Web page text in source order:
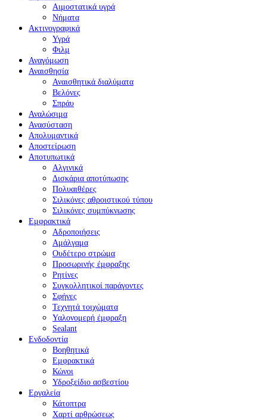
Αιμοστατικά υγρά
Νήματα
Ακτινογραφικά
Υγρά
Φιλμ
Αναγόμωση
Αναισθησία
Αναισθητικά διαλύματα
Βελόνες
Σπράυ
Αναλώσιμα
Ανασύσταση
Απολυμαντικά
Αποστείρωση
Αποτυπωτικά
Αλγινικά
Δισκάρια αποτύπωσης
Πολυαιθέρες
Σιλικόνες αθροιστικού τύπου
Σιλικόνες συμπύκνωσης
Εμφρακτικά
Αδροποιήσεις
Αμάλγαμα
Ουδέτερο στρώμα
Προσωρινής έμφραξης
Ρητίνες
Συγκολλητικοί παράγοντες
Σφήνες
Τεχνητά τοιχώματα
Υαλονομερή έμφραξη
Sealant
Ενδοδοντία
Βοηθητικά
Εμφρακτικά
Κώνοι
Υδροξείδιο ασβεστίου
Εργαλεία
Κάτοπτρα
Χαρτί αρθρώσεως